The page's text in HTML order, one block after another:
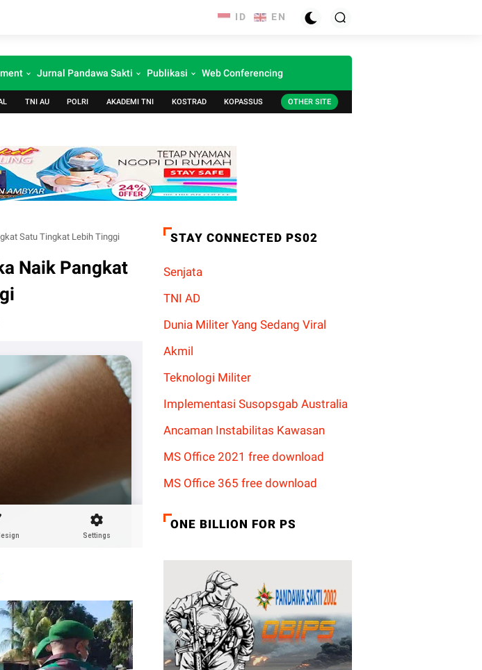
Jurnal Pandawa Sakti Publikasi Web Conferencing
TNI AU POLRI AKADEMI TNI KOSTRAD KOPASSUS OTHER SITE
Satu Tingkat Lebih Tinggi
Naik Pangkat
STAY CONNECTED PS02
Senjata
TNI AD
Dunia Militer Yang Sedang Viral
Akmil
Teknologi Militer
Implementasi Susopsgab Australia
Ancaman Instabilitas Kawasan
MS Office 2021 free download
MS Office 365 free download
ONE BILLION FOR PS